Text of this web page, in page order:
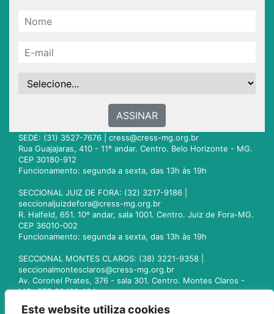
Este website utiliza cookies
ASSINAR
SEDE: (31) 3527-7676 | cress@cress-mg.org.br
Rua Guajajaras, 410 - 11º andar. Centro. Belo Horizonte - MG.
CEP 30180-912
Funcionamento: segunda a sexta, das 13h às 19h
SECCIONAL JUIZ DE FORA: (32) 3217-9186 |
seccionaljuizdefora@cress-mg.org.br
R. Halfeld, 651. 10º andar, sala 1001. Centro. Juiz de Fora-MG.
CEP 36010-002
Funcionamento: segunda a sexta, das 13h às 19h
SECCIONAL MONTES CLAROS: (38) 3221-9358 |
seccionalmontesclaros@cress-mg.org.br
Av. Coronel Prates, 376 - sala 301. Centro. Montes Claros -
MG. CEP 39400-104